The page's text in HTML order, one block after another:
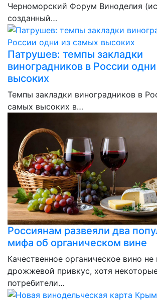
Черноморский Форум Виноделия
созданный…
Патрушев: темпы закладки
виноградников в России
высоких
Темпы закладки виноградников в
самых высоких в…
Россиянам развеяли два
мифа об органическом вине
Качественное органическое вино не
дрожжевой привкус, хотя
потребители…